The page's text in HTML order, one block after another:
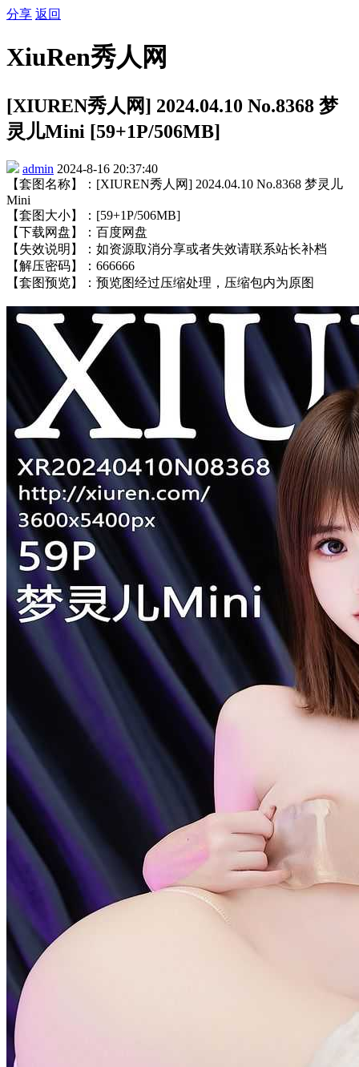
分享 返回
XiuRen秀人网
[XIUREN秀人网] 2024.04.10 No.8368 梦
灵儿Mini [59+1P/506MB]
admin 2024-8-16 20:37:40
【套图名称】：[XIUREN秀人网] 2024.04.10 No.8368 梦灵儿
Mini
【套图大小】：[59+1P/506MB]
【下载网盘】：百度网盘
【失效说明】：如资源取消分享或者失效请联系站长补档
【解压密码】：666666
【套图预览】：预览图经过压缩处理，压缩包内为原图